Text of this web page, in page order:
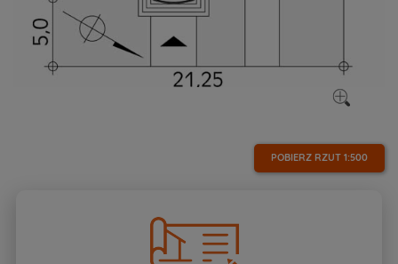
POBIERZ RZUT 1:500